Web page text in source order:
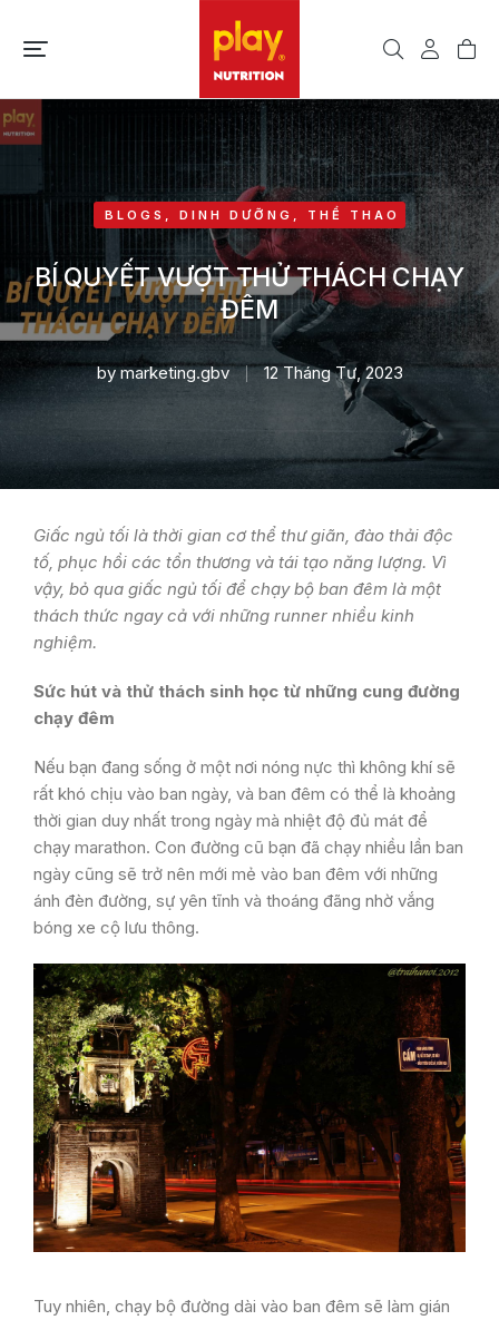
BLOGS , DINH DƯỠNG , THỂ THAO
BÍ QUYẾT VƯỢT THỬ THÁCH CHẠY
ĐÊM
bymarketing.gbv 12 Tháng Tư, 2023
Giấc ngủ tối là thời gian cơ thể thư giãn, đào thải độc
tố, phục hồi các tổn thương và tái tạo năng lượng. Vì
vậy, bỏ qua giấc ngủ tối để chạy bộ ban đêm là một
thách thức ngay cả với những runner nhiều kinh
nghiệm.
Sức hút và thử thách sinh học từ những cung đường
chạy đêm
Nếu bạn đang sống ở một nơi nóng nực thì không khí sẽ
rất khó chịu vào ban ngày, và ban đêm có thể là khoảng
thời gian duy nhất trong ngày mà nhiệt độ đủ mát để
chạy marathon. Con đường cũ bạn đã chạy nhiều lần ban
ngày cũng sẽ trở nên mới mẻ vào ban đêm với những
ánh đèn đường, sự yên tĩnh và thoáng đãng nhờ vắng
bóng xe cộ lưu thông.
Tuy nhiên, chạy bộ đường dài vào ban đêm sẽ làm gián